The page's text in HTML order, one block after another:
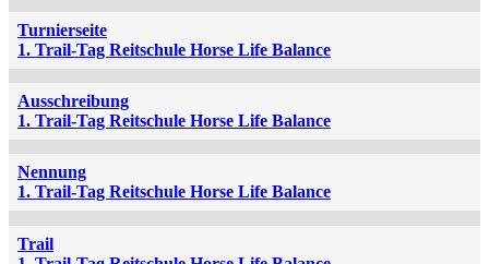
Turnierseite
1. Trail-Tag Reitschule Horse Life Balance
Ausschreibung
1. Trail-Tag Reitschule Horse Life Balance
Nennung
1. Trail-Tag Reitschule Horse Life Balance
Trail